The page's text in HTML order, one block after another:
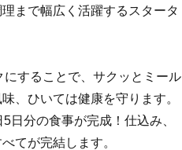
まで幅広く活躍するスタータ
することで、サクッとミール
、ひいては健康を守ります。
日分の食事が完成！仕込み、
てが完結します。